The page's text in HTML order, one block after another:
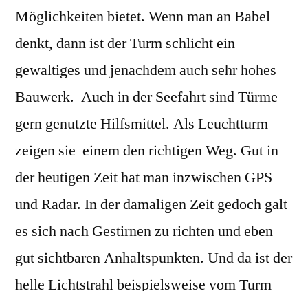
Möglichkeiten bietet. Wenn man an Babel
denkt, dann ist der Turm schlicht ein
gewaltiges und jenachdem auch sehr hohes
Bauwerk. Auch in der Seefahrt sind Türme
gern genutzte Hilfsmittel. Als Leuchtturm
zeigen sie einem den richtigen Weg. Gut in
der heutigen Zeit hat man inzwischen GPS
und Radar. In der damaligen Zeit gedoch galt
es sich nach Gestirnen zu richten und eben
gut sichtbaren Anhaltspunkten. Und da ist der
helle Lichtstrahl beispielsweise vom Turm